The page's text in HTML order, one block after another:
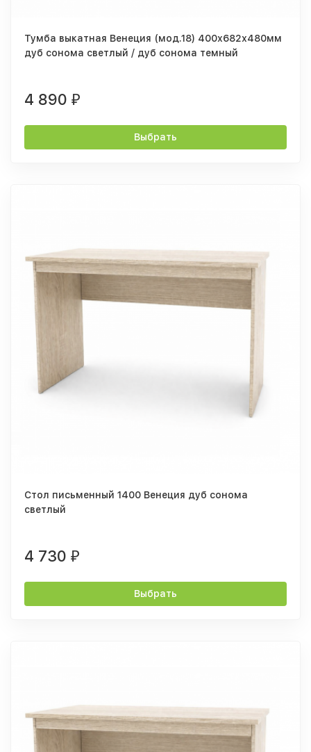
Тумба выкатная Венеция (мод.18) 400х682х480мм
дуб сонома светлый / дуб сонома темный
4 890 ₽
Выбрать
Стол письменный 1400 Венеция дуб сонома
светлый
4 730 ₽
Выбрать